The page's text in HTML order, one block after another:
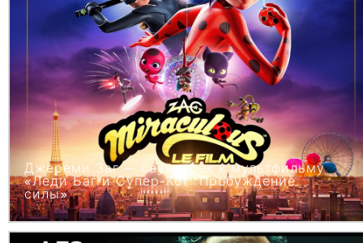
Джереми Заг — саундтрек к мультфильму
«Леди Баг и Супер-Кот: Пробуждение
силы»